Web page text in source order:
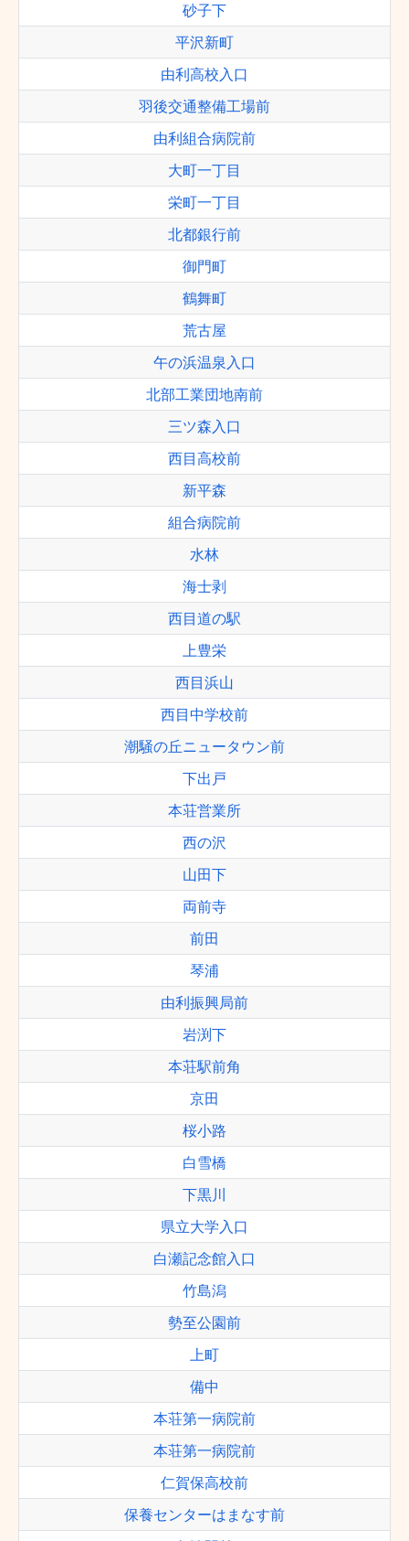
砂子下
平沢新町
由利高校入口
羽後交通整備工場前
由利組合病院前
大町一丁目
栄町一丁目
北都銀行前
御門町
鶴舞町
荒古屋
午の浜温泉入口
北部工業団地南前
三ツ森入口
西目高校前
新平森
組合病院前
水林
海士剥
西目道の駅
上豊栄
西目浜山
西目中学校前
潮騒の丘ニュータウン前
下出戸
本荘営業所
西の沢
山田下
両前寺
前田
琴浦
由利振興局前
岩渕下
本荘駅前角
京田
桜小路
白雪橋
下黒川
県立大学入口
白瀬記念館入口
竹島潟
勢至公園前
上町
備中
本荘第一病院前
本荘第一病院前
仁賀保高校前
保養センターはまなす前